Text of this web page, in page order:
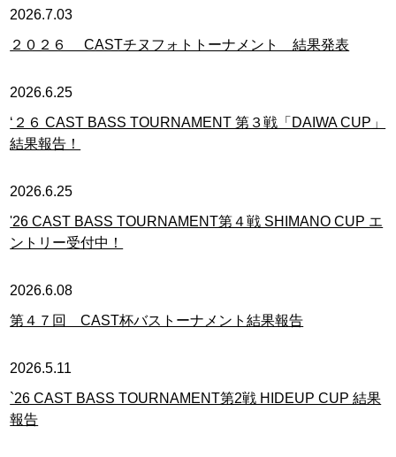
2026.7.03
２０２６ CASTチヌフォトトーナメント 結果発表
2026.6.25
‘２６ CAST BASS TOURNAMENT 第３戦「DAIWA CUP」
結果報告！
2026.6.25
'26 CAST BASS TOURNAMENT第４戦 SHIMANO CUP エ
ントリー受付中！
2026.6.08
第４７回 CAST杯バストーナメント結果報告
2026.5.11
`26 CAST BASS TOURNAMENT第2戦 HIDEUP CUP 結果
報告